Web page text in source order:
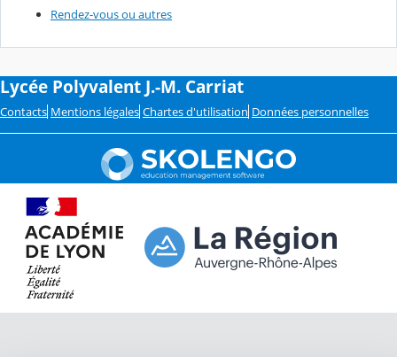
Rendez-vous ou autres
Lycée Polyvalent J.-M. Carriat
Contacts Mentions légales Chartes d'utilisation Données personnelles